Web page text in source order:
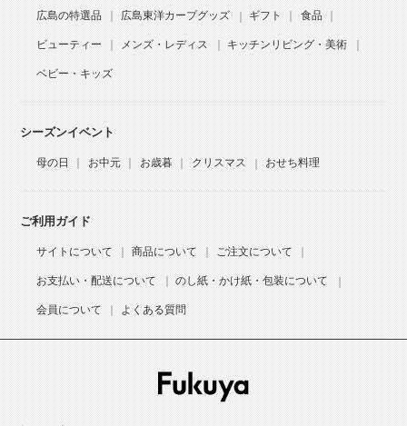
広島の特選品 広島東洋カープグッズ ギフト 食品
ビューティー メンズ・レディス キッチンリビング・美術
ベビー・キッズ
シーズンイベント
母の日 お中元 お歳暮 クリスマス おせち料理
ご利用ガイド
サイトについて 商品について ご注文について
お支払い・配送について のし紙・かけ紙・包装について
会員について よくある質問